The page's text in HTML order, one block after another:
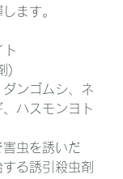
ます。
ト
)
ダンゴムシ、ネ
ハスモンヨト
害虫を誘いだ
る誘引殺虫剤